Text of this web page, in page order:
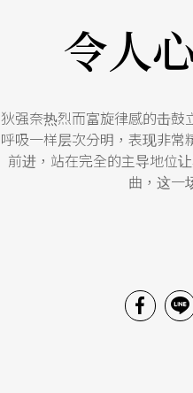
令人
狄强奈热烈而富旋律感的击鼓
呼吸一样层次分明，表现非
前进，站在完全的主导地位
曲，这一